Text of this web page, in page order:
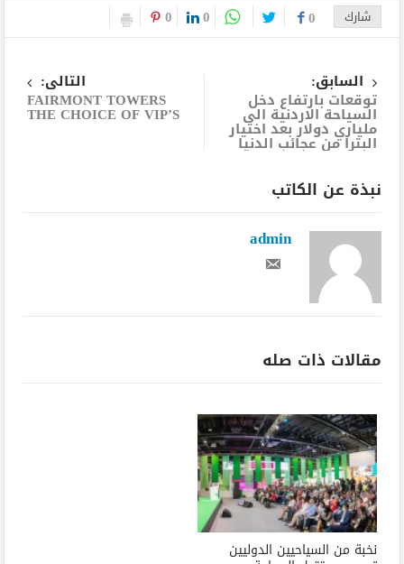
شارك 0
0
0
السابق:
توقعات بارتفاع دخل
السياحة الاردنية الى
ملياري دولار بعد اختيار
البترا من عجائب الدنيا
التالى:
FAIRMONT TOWERS
THE CHOICE OF VIP’S
نبذة عن الكاتب
admin
مقالات ذات صله
نخبة من السياحيين الدوليين